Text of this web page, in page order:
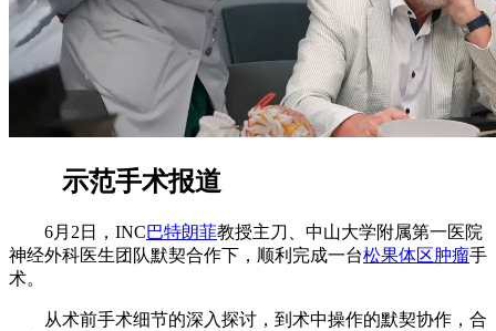
示范手术报道
6月2日，INC巴特朗菲教授主刀、中山大学附属第一医院
神经外科医生团队默契合作下，顺利完成一台松果体区肿瘤手
术。
从术前手术细节的深入探讨，到术中操作的默契协作，合